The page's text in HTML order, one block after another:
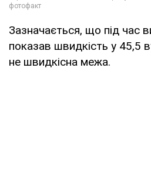
Зазначається, що під час
показав швидкість у 45,5
не швидкісна межа.